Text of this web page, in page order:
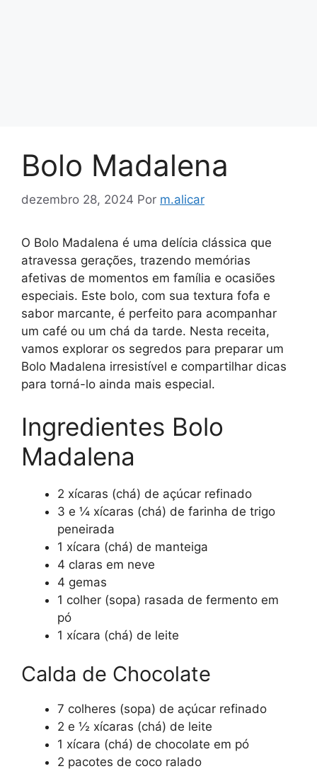
Bolo Madalena
dezembro 28, 2024 Por m.alicar
O Bolo Madalena é uma delícia clássica que
atravessa gerações, trazendo memórias
afetivas de momentos em família e ocasiões
especiais. Este bolo, com sua textura fofa e
sabor marcante, é perfeito para acompanhar
um café ou um chá da tarde. Nesta receita,
vamos explorar os segredos para preparar um
Bolo Madalena irresistível e compartilhar dicas
para torná-lo ainda mais especial.
Ingredientes Bolo
Madalena
2 xícaras (chá) de açúcar refinado
3 e ¼ xícaras (chá) de farinha de trigo
peneirada
1 xícara (chá) de manteiga
4 claras em neve
4 gemas
1 colher (sopa) rasada de fermento em
pó
1 xícara (chá) de leite
Calda de Chocolate
7 colheres (sopa) de açúcar refinado
2 e ½ xícaras (chá) de leite
1 xícara (chá) de chocolate em pó
2 pacotes de coco ralado